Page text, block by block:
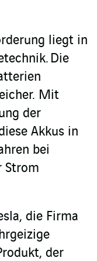
liegt in
Die
Mit
der
Akkus in
bei
Strom
die Firma
der